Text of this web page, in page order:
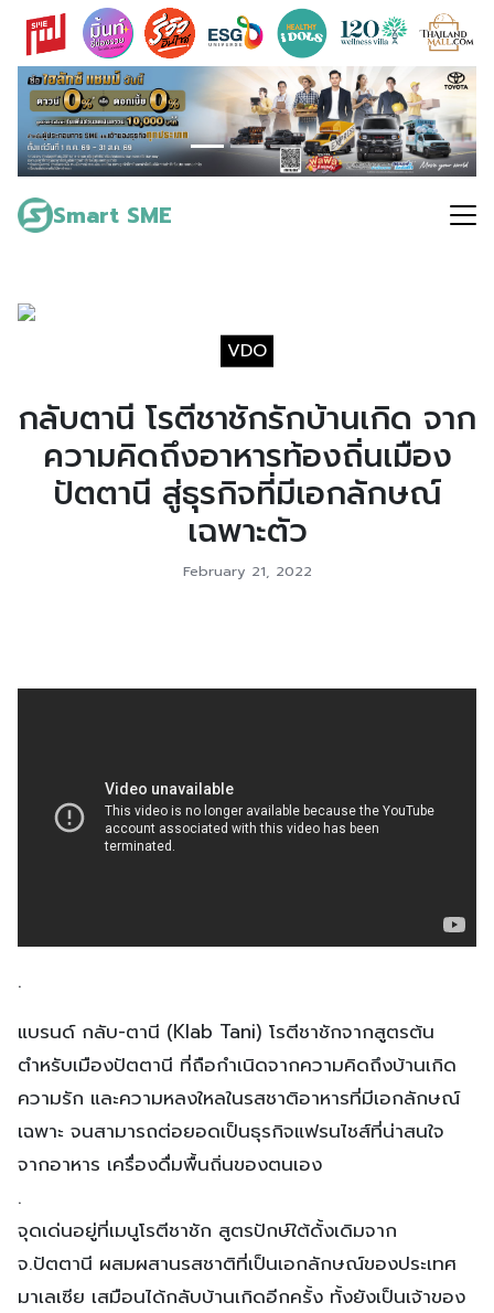
Skip
content
Smart SME
Search
for:
VDO
กลับตานี โรตีชาชักรักบ้านเกิด จาก
ความคิดถึงอาหารท้องถิ่นเมือง
ปัตตานี สู่ธุรกิจที่มีเอกลักษณ์
เฉพาะตัว
February 21, 2022
.
แบรนด์ กลับ-ตานี (Klab Tani) โรตีชาชักจากสูตรต้น
ตำหรับเมืองปัตตานี ที่ถือกำเนิดจากความคิดถึงบ้านเกิด
ความรัก และความหลงใหลในรสชาติอาหารที่มีเอกลักษณ์
เฉพาะ จนสามารถต่อยอดเป็นธุรกิจแฟรนไชส์ที่น่าสนใจ
จากอาหาร เครื่องดื่มพื้นถิ่นของตนเอง
.
จุดเด่นอยู่ที่เมนูโรตีชาชัก สูตรปักษ์ใต้ดั้งเดิมจาก
จ.ปัตตานี ผสมผสานรสชาติที่เป็นเอกลักษณ์ของประเทศ
มาเลเซีย เสมือนได้กลับบ้านเกิดอีกครั้ง ทั้งยังเป็นเจ้าของ